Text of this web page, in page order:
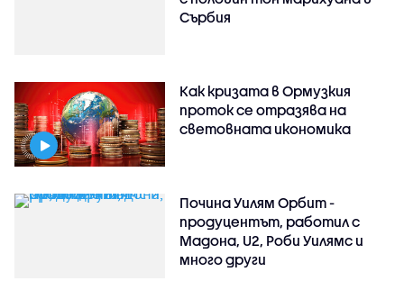
Сърбия
Как кризата в Ормузкия
проток се отразява на
световната икономика
Почина Уилям Орбит -
продуцентът, работил с
Мадона, U2, Роби Уилямс и
много други